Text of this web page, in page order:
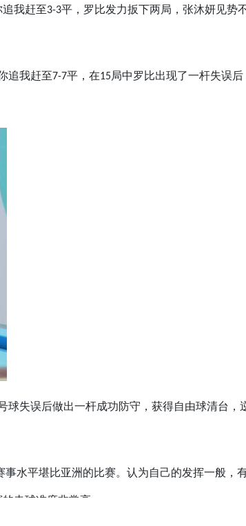
我赶至3-3平，罗比发力扳下两局，张沐妍见势
我赶至7-7平，在15局中罗比出现了一杆失误
失误后做出一杆成功防守，获得自由球清台
水平堪比亚洲的比赛。认为自己的发挥一般，
击球准度非常高。